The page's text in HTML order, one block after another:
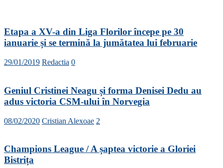
Etapa a XV-a din Liga Florilor începe pe 30
ianuarie și se termină la jumătatea lui februarie
29/01/2019 Redactia 0
Geniul Cristinei Neagu și forma Denisei Dedu au
adus victoria CSM-ului în Norvegia
08/02/2020 Cristian Alexoae 2
Champions League / A șaptea victorie a Gloriei
Bistrița